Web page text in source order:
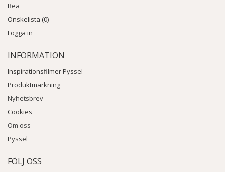
Rea
Önskelista (0)
Logga in
INFORMATION
Inspirationsfilmer Pyssel
Produktmärkning
Nyhetsbrev
Cookies
Om oss
Pyssel
FÖLJ OSS